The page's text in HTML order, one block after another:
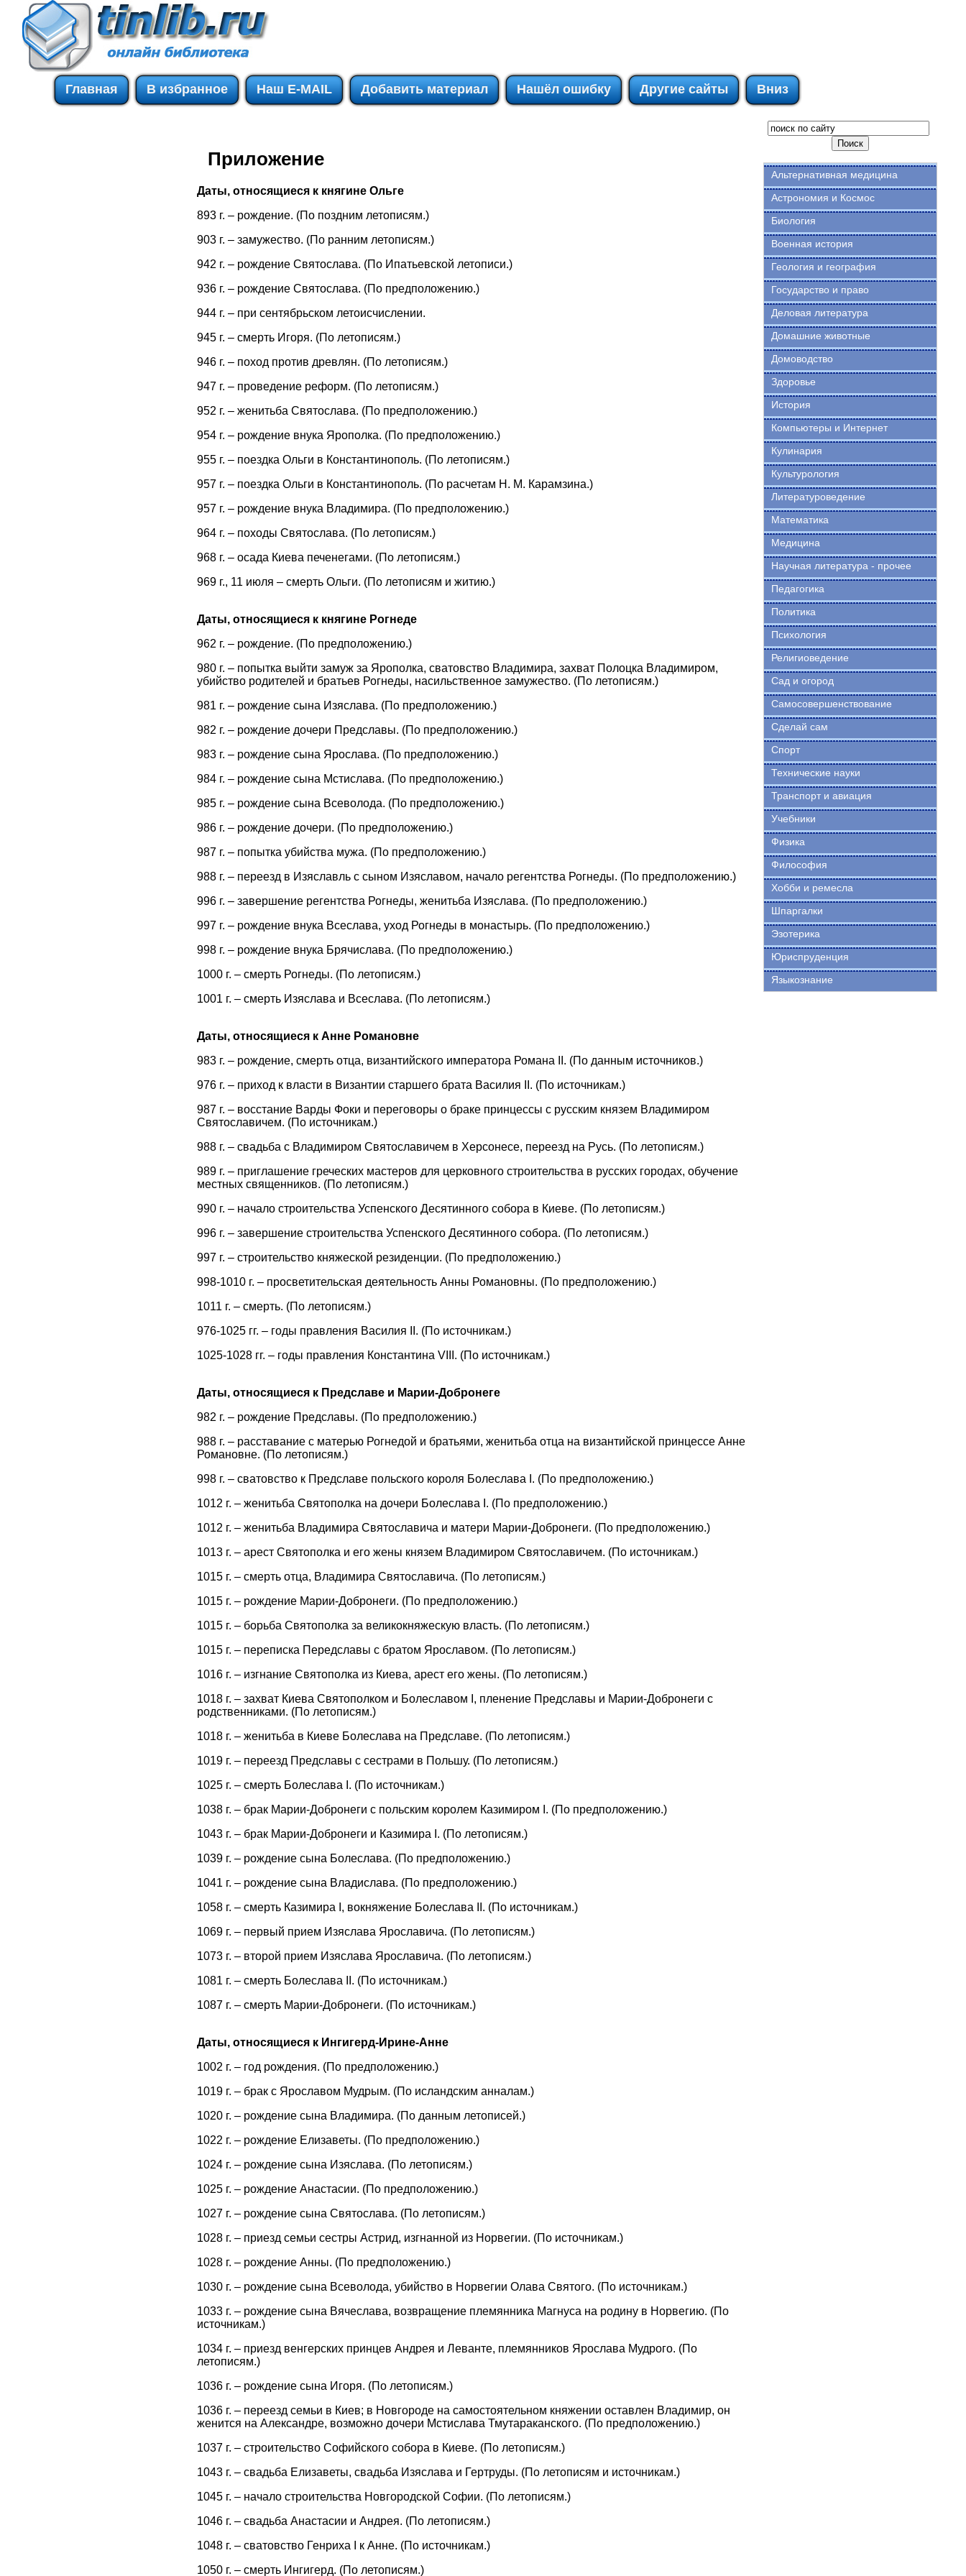
Главная В избранное Наш E-MAIL Добавить материал Нашёл ошибку Другие сайты Вниз
Приложение
Даты, относящиеся к княгине Ольге
893 г. – рождение. (По поздним летописям.)
903 г. – замужество. (По ранним летописям.)
942 г. – рождение Святослава. (По Ипатьевской летописи.)
936 г. – рождение Святослава. (По предположению.)
944 г. – при сентябрьском летоисчислении.
945 г. – смерть Игоря. (По летописям.)
946 г. – поход против древлян. (По летописям.)
947 г. – проведение реформ. (По летописям.)
952 г. – женитьба Святослава. (По предположению.)
954 г. – рождение внука Ярополка. (По предположению.)
955 г. – поездка Ольги в Константинополь. (По летописям.)
957 г. – поездка Ольги в Константинополь. (По расчетам Н. М. Карамзина.)
957 г. – рождение внука Владимира. (По предположению.)
964 г. – походы Святослава. (По летописям.)
968 г. – осада Киева печенегами. (По летописям.)
969 г., 11 июля – смерть Ольги. (По летописям и житию.)
Даты, относящиеся к княгине Рогнеде
962 г. – рождение. (По предположению.)
980 г. – попытка выйти замуж за Ярополка, сватовство Владимира, захват Полоцка Владимиром,
убийство родителей и братьев Рогнеды, насильственное замужество. (По летописям.)
981 г. – рождение сына Изяслава. (По предположению.)
982 г. – рождение дочери Предславы. (По предположению.)
983 г. – рождение сына Ярослава. (По предположению.)
984 г. – рождение сына Мстислава. (По предположению.)
985 г. – рождение сына Всеволода. (По предположению.)
986 г. – рождение дочери. (По предположению.)
987 г. – попытка убийства мужа. (По предположению.)
988 г. – переезд в Изяславль с сыном Изяславом, начало регентства Рогнеды. (По предположению.)
996 г. – завершение регентства Рогнеды, женитьба Изяслава. (По предположению.)
997 г. – рождение внука Всеслава, уход Рогнеды в монастырь. (По предположению.)
998 г. – рождение внука Брячислава. (По предположению.)
1000 г. – смерть Рогнеды. (По летописям.)
1001 г. – смерть Изяслава и Всеслава. (По летописям.)
Даты, относящиеся к Анне Романовне
983 г. – рождение, смерть отца, византийского императора Романа II. (По данным источников.)
976 г. – приход к власти в Византии старшего брата Василия II. (По источникам.)
987 г. – восстание Варды Фоки и переговоры о браке принцессы с русским князем Владимиром
Святославичем. (По источникам.)
988 г. – свадьба с Владимиром Святославичем в Херсонесе, переезд на Русь. (По летописям.)
989 г. – приглашение греческих мастеров для церковного строительства в русских городах, обучение
местных священников. (По летописям.)
990 г. – начало строительства Успенского Десятинного собора в Киеве. (По летописям.)
996 г. – завершение строительства Успенского Десятинного собора. (По летописям.)
997 г. – строительство княжеской резиденции. (По предположению.)
998-1010 г. – просветительская деятельность Анны Романовны. (По предположению.)
1011 г. – смерть. (По летописям.)
976-1025 гг. – годы правления Василия II. (По источникам.)
1025-1028 гг. – годы правления Константина VIII. (По источникам.)
Даты, относящиеся к Предславе и Марии-Добронеге
982 г. – рождение Предславы. (По предположению.)
988 г. – расставание с матерью Рогнедой и братьями, женитьба отца на византийской принцессе Анне
Романовне. (По летописям.)
998 г. – сватовство к Предславе польского короля Болеслава I. (По предположению.)
1012 г. – женитьба Святополка на дочери Болеслава I. (По предположению.)
1012 г. – женитьба Владимира Святославича и матери Марии-Добронеги. (По предположению.)
1013 г. – арест Святополка и его жены князем Владимиром Святославичем. (По источникам.)
1015 г. – смерть отца, Владимира Святославича. (По летописям.)
1015 г. – рождение Марии-Добронеги. (По предположению.)
1015 г. – борьба Святополка за великокняжескую власть. (По летописям.)
1015 г. – переписка Передславы с братом Ярославом. (По летописям.)
1016 г. – изгнание Святополка из Киева, арест его жены. (По летописям.)
1018 г. – захват Киева Святополком и Болеславом I, пленение Предславы и Марии-Добронеги с
родственниками. (По летописям.)
1018 г. – женитьба в Киеве Болеслава на Предславе. (По летописям.)
1019 г. – переезд Предславы с сестрами в Польшу. (По летописям.)
1025 г. – смерть Болеслава I. (По источникам.)
1038 г. – брак Марии-Добронеги с польским королем Казимиром I. (По предположению.)
1043 г. – брак Марии-Добронеги и Казимира I. (По летописям.)
1039 г. – рождение сына Болеслава. (По предположению.)
1041 г. – рождение сына Владислава. (По предположению.)
1058 г. – смерть Казимира I, вокняжение Болеслава II. (По источникам.)
1069 г. – первый прием Изяслава Ярославича. (По летописям.)
1073 г. – второй прием Изяслава Ярославича. (По летописям.)
1081 г. – смерть Болеслава II. (По источникам.)
1087 г. – смерть Марии-Добронеги. (По источникам.)
Даты, относящиеся к Ингигерд-Ирине-Анне
1002 г. – год рождения. (По предположению.)
1019 г. – брак с Ярославом Мудрым. (По исландским анналам.)
1020 г. – рождение сына Владимира. (По данным летописей.)
1022 г. – рождение Елизаветы. (По предположению.)
1024 г. – рождение сына Изяслава. (По летописям.)
1025 г. – рождение Анастасии. (По предположению.)
1027 г. – рождение сына Святослава. (По летописям.)
1028 г. – приезд семьи сестры Астрид, изгнанной из Норвегии. (По источникам.)
1028 г. – рождение Анны. (По предположению.)
1030 г. – рождение сына Всеволода, убийство в Норвегии Олава Святого. (По источникам.)
1033 г. – рождение сына Вячеслава, возвращение племянника Магнуса на родину в Норвегию. (По
источникам.)
1034 г. – приезд венгерских принцев Андрея и Леванте, племянников Ярослава Мудрого. (По
летописям.)
1036 г. – рождение сына Игоря. (По летописям.)
1036 г. – переезд семьи в Киев; в Новгороде на самостоятельном княжении оставлен Владимир, он
женится на Александре, возможно дочери Мстислава Тмутараканского. (По предположению.)
1037 г. – строительство Софийского собора в Киеве. (По летописям.)
1043 г. – свадьба Елизаветы, свадьба Изяслава и Гертруды. (По летописям и источникам.)
1045 г. – начало строительства Новгородской Софии. (По летописям.)
1046 г. – свадьба Анастасии и Андрея. (По летописям.)
1048 г. – сватовство Генриха I к Анне. (По источникам.)
1050 г. – смерть Ингигерд. (По летописям.)
Альтернативная медицина
Астрономия и Космос
Биология
Военная история
Геология и география
Государство и право
Деловая литература
Домашние животные
Домоводство
Здоровье
История
Компьютеры и Интернет
Кулинария
Культурология
Литературоведение
Математика
Медицина
Научная литература - прочее
Педагогика
Политика
Психология
Религиоведение
Сад и огород
Самосовершенствование
Сделай сам
Спорт
Технические науки
Транспорт и авиация
Учебники
Физика
Философия
Хобби и ремесла
Шпаргалки
Эзотерика
Юриспруденция
Языкознание